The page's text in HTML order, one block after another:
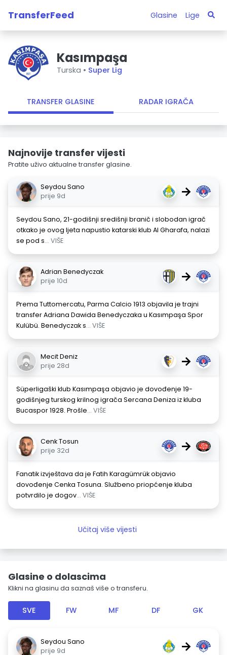
TransferFeed Glasine Lige
Kasımpaşa
Turska • Super Lig
TRANSFER GLASINE RADAR IGRAČA
Najnovije transfer vijesti
Pratite uživo aktualne transfer glasine.
Seydou Sano
prije 9d
→
Seydou Sano, 21-godišnji središnji branič i slobodan igrač
otkako je ovog ljeta napustio katarski klub Al Gharafa, nalazi
se pod s... VIŠE
Adrian Benedyczak
prije 10d
→
Prema Tuttomercatu, Parma Calcio 1913 objavila je trajni
transfer Adriana Dawida Benedyczaka u Kasımpaşa Spor
Kulübü. Benedyczak s... VIŠE
Mecit Deniz
prije 28d
→
Süperligaški klub Kasımpaşa objavio je dovođenje 19-
godišnjeg turskog krilnog igrača Sercana Deniza iz kluba
Bucaspor 1928. Prošle... VIŠE
Cenk Tosun
prije 32d
→
Fanatik izvještava da je Fatih Karagümrük objavio
dovođenje Cenka Tosuna. Službeno priopćenje kluba
potvrdilo je dogov... VIŠE
Učitaj više vijesti
Glasine o dolascima
Klikni na glasinu da saznaš više o transferu.
SVE FW MF DF GK
Seydou Sano
prije 9d
→